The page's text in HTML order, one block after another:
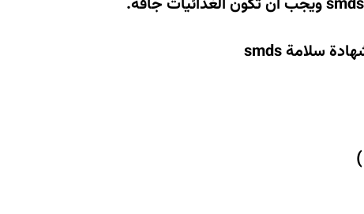
سلامةsmds